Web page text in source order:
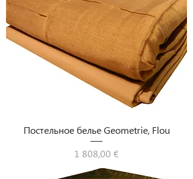
Постельное белье Geometrie, Flou
Цена
1 808,00 €